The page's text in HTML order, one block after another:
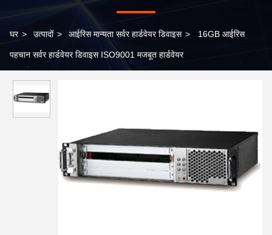
घर > उत्पादों > आईरिस मान्यता सर्वर हार्डवेयर डिवाइस > 16GB आईरिस
पहचान सर्वर हार्डवेयर डिवाइस ISO9001 मजबूत हार्डवेयर